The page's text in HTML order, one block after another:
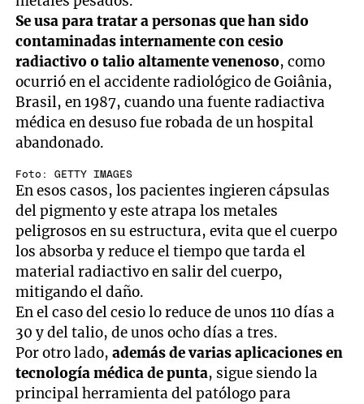
Se usa para tratar a personas que han sido
contaminadas internamente con cesio
radiactivo o talio altamente venenoso, como
ocurrió en el accidente radiológico de Goiânia,
Brasil, en 1987, cuando una fuente radiactiva
médica en desuso fue robada de un hospital
abandonado.
Foto: GETTY IMAGES
En esos casos, los pacientes ingieren cápsulas
del pigmento y este atrapa los metales
peligrosos en su estructura, evita que el cuerpo
los absorba y reduce el tiempo que tarda el
material radiactivo en salir del cuerpo,
mitigando el daño.
En el caso del cesio lo reduce de unos 110 días a
30 y del talio, de unos ocho días a tres.
Por otro lado,además de varias aplicaciones en
tecnología médica de punta, sigue siendo la
principal herramienta del patólogo para